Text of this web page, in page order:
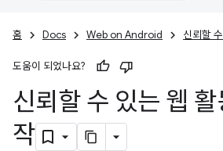
홈 Docs Web on Android 신뢰할
도움이 되었나요?
신뢰할 수 있는 웹 활
작